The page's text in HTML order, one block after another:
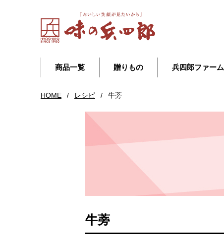
商品一覧 贈りもの 兵四郎ファーム
HOME / レシピ / 牛蒡
牛蒡